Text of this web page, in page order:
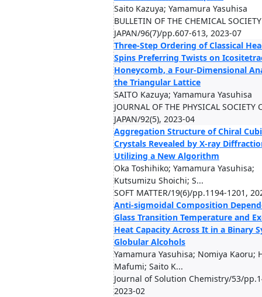
Saito Kazuya; Yamamura Yasuhisa
BULLETIN OF THE CHEMICAL
JAPAN/96(7)/pp.607-613, 2023-07
Three-Step Ordering of Classical
Spins Preferring Twists on
Honeycomb, a Four-Dimensional
the Triangular Lattice
SAITO Kazuya; Yamamura Yasuhisa
JOURNAL OF THE PHYSICAL SOCIETY
JAPAN/92(5), 2023-04
Aggregation Structure of Chiral
Crystals Revealed by X-ray
Utilizing a New Algorithm
Oka Toshihiko; Yamamura Yasuhisa;
Kutsumizu Shoichi; S...
SOFT MATTER/19(6)/pp.1194-1201,
Anti-sigmoidal Composition
Glass Transition Temperature and
Heat Capacity Across It in a Binary
Globular Alcohols
Yamamura Yasuhisa; Nomiya Kaoru;
Mafumi; Saito K...
Journal of Solution Chemistry/53/
2023-02